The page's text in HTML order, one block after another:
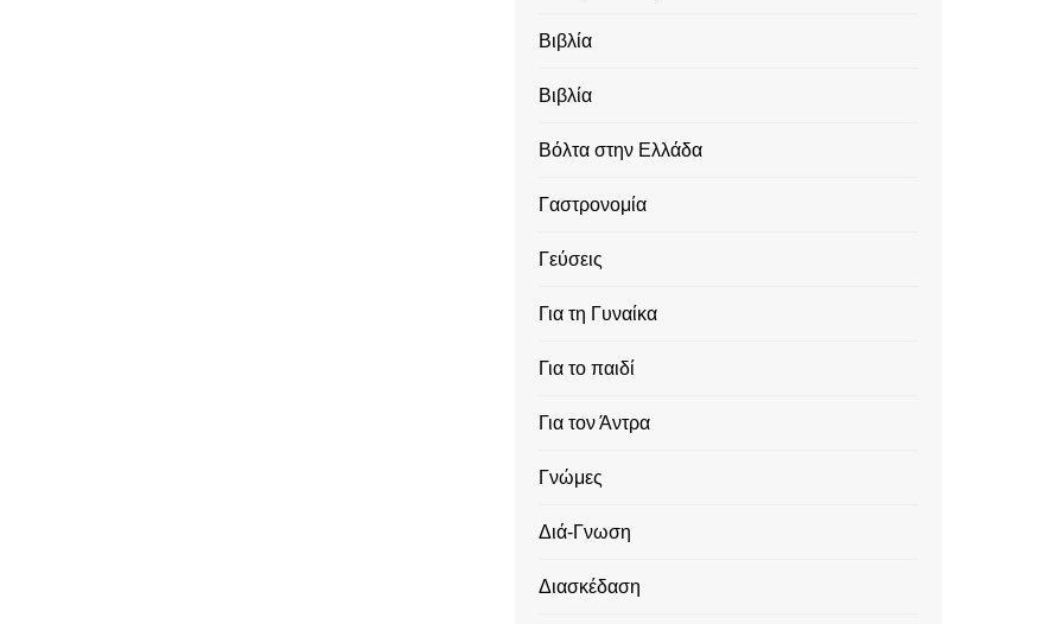
Βιβλία
Βιβλία
Βόλτα στην Ελλάδα
Γαστρονομία
Γεύσεις
Για τη Γυναίκα
Για το παιδί
Για τον Άντρα
Γνώμες
Διά-Γνωση
Διασκέδαση